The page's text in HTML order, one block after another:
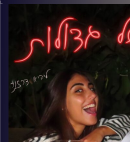
והלחץ הבלתי נגמר להיות תמיד
הפסיכיים, מהאינטואיציה
בנות,
יבינו באמת,
אף אחת לא הייתה מוותרת על זה.